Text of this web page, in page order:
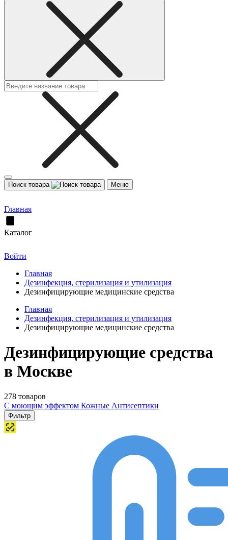
Поиск товара Меню
Главная
Каталог
Войти
Главная
Дезинфекция, стерилизация и утилизация
Дезинфицирующие медицинские средства
Главная
Дезинфекция, стерилизация и утилизация
Дезинфицирующие медицинские средства
Дезинфицирующие средства
в Москве
278 товаров
С моющим эффектом Кожные Антисептики
Фильтр